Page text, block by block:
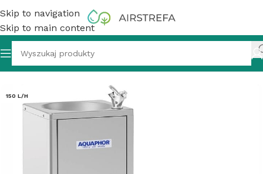
Skip to navigation
Skip to main content
Wody AQUAPHOR Poidełko Stal Nierdzewna ECO
150 L/H